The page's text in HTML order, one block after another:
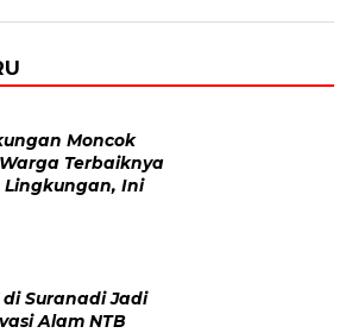
Moncok
Terbaiknya
Lingkungan, Ini
di Suranadi Jadi
Alam NTB